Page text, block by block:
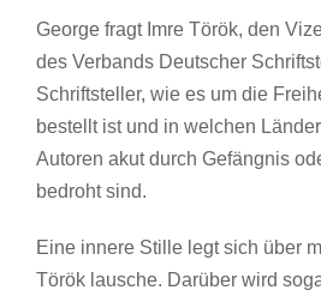
George fragt Imre Török, den
des Verbands Deutscher
Schriftsteller, wie es um die
bestellt ist und in welchen
Autoren akut durch Gefängnis
bedroht sind.
Eine innere Stille legt sich über
Török lausche. Darüber wird